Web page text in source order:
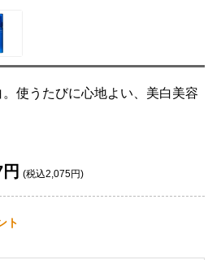
使うたびに心地よい、美白美容
(税込2,075円)
ト